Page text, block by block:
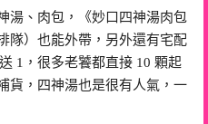
湯、肉包，《妙口四神湯肉包
隊）也能外帶，另外還有宅配
1，很多老饕都直接 10 顆起
貨，四神湯也是很有人氣，一